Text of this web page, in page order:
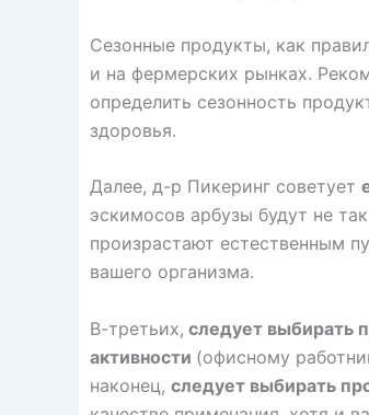
Сезонные продукты, как
и на фермерских рынках.
определить сезонность
здоровья.
Далее, д-р Пикеринг советует
эскимосов арбузы будут не
произрастают естественным
вашего организма.
В-третьих, следует выбирать
активности (офисному
наконец, следует выбирать